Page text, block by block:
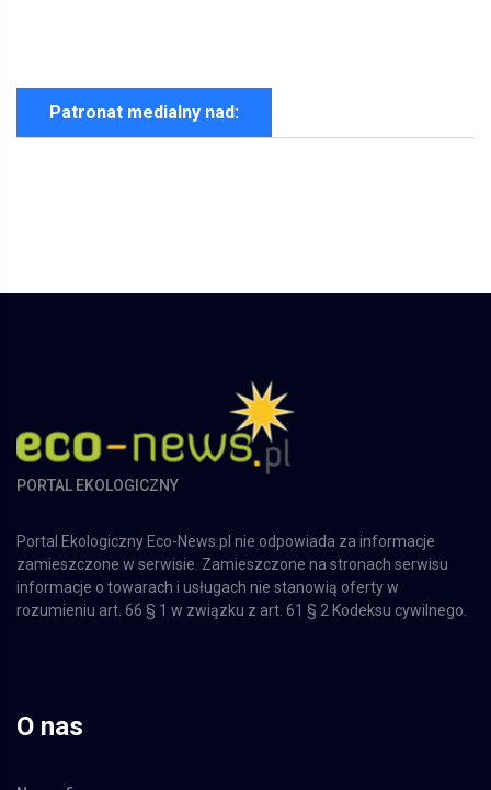
Patronat medialny nad:
PORTAL EKOLOGICZNY
zamieszczone w serwisie. Zamieszczone na stronach serwisu
informacje o towarach i usługach nie stanowią oferty w
rozumieniu art. 66 § 1 w związku z art. 61 § 2 Kodeksu cywilnego.
O nas